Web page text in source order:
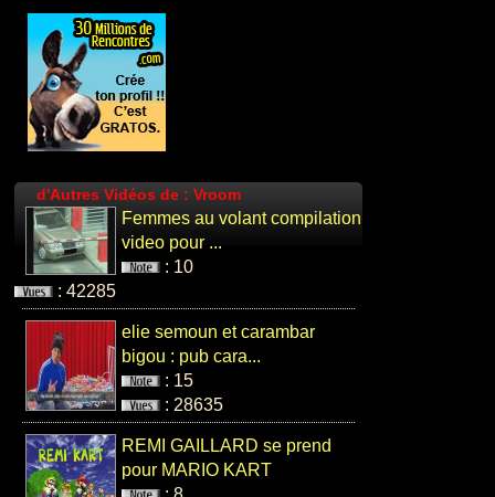
d'Autres Vidéos de : Vroom
Femmes au volant compilation
video pour ...
: 10
: 42285
elie semoun et carambar
bigou : pub cara...
: 15
: 28635
REMI GAILLARD se prend
pour MARIO KART